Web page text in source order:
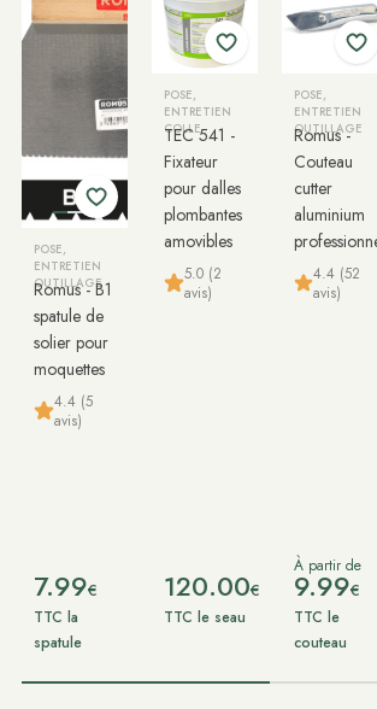
POSE,
ENTRETIEN
OUTILLAGE
Romus - B1
spatule de
solier pour
moquettes
4.4 (5
avis)
7.99€
TTC la
spatule
POSE,
ENTRETIEN
COLLE
TEC 541 -
Fixateur
pour dalles
plombantes
amovibles
5.0 (2
avis)
120.00€
TTC le seau
POSE,
ENTRETIEN
OUTILLAGE
Romus -
Couteau
cutter
aluminium
4.4 (52
avis)
À partir de
9.99€
TTC le
couteau